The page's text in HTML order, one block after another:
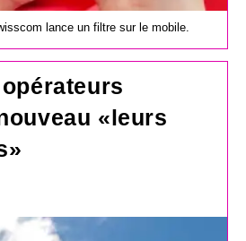
lance un filtre sur le mobile.
«leurs